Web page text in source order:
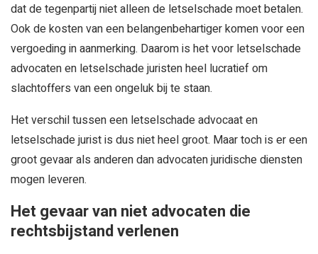
dat de tegenpartij niet alleen de letselschade moet betalen.
Ook de kosten van een belangenbehartiger komen voor een
vergoeding in aanmerking. Daarom is het voor letselschade
advocaten en letselschade juristen heel lucratief om
slachtoffers van een ongeluk bij te staan.
Het verschil tussen een letselschade advocaat en
letselschade jurist is dus niet heel groot. Maar toch is er een
groot gevaar als anderen dan advocaten juridische diensten
mogen leveren.
Het gevaar van niet advocaten die
rechtsbijstand verlenen